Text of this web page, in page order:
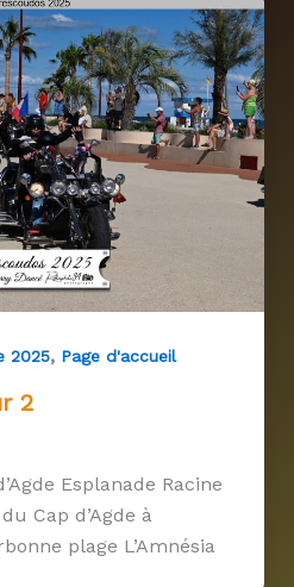
2025, Page d'accueil
2
Esplanade Racine
Cap d’Agde à
plage L’Amnésia